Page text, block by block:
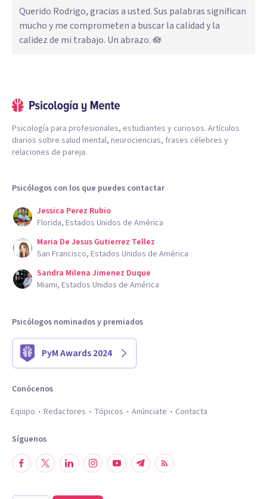
Querido Rodrigo, gracias a usted. Sus palabras significan
mucho y me comprometen a buscar la calidad y la
calidez de mi trabajo. Un abrazo. 🪷
Psicología para profesionales, estudiantes y curiosos. Artículos
diarios sobre salud mental, neurociencias, frases célebres y
relaciones de pareja.
Psicólogos con los que puedes contactar
Jessica Perez Rubio
Florida, Estados Unidos de América
Maria De Jesus Gutierrez Tellez
San Francisco, Estados Unidos de América
Sandra Milena Jimenez Duque
Miami, Estados Unidos de América
Psicólogos nominados y premiados
PyM Awards 2024
Conócenos
Equipo
Redactores Tópicos Anúnciate Contacta
Síguenos